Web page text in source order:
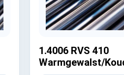
1.4006 RVS 410
Warmgewalst/